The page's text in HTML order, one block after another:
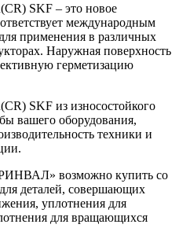
SKF – это новое
международным
применения в различных
Наружная поверхность
герметизацию
SKF из износостойкого
вашего оборудования,
техники и
возможно купить со
деталей, совершающих
уплотнения для
для вращающихся